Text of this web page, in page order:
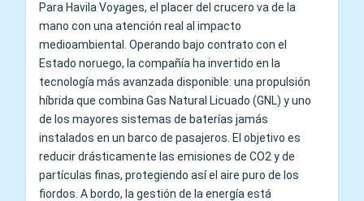
Para Havila Voyages, el placer del crucero va de la
mano con una atención real al impacto
medioambiental. Operando bajo contrato con el
Estado noruego, la compañía ha invertido en la
tecnología más avanzada disponible: una propulsión
híbrida que combina Gas Natural Licuado (GNL) y uno
de los mayores sistemas de baterías jamás
instalados en un barco de pasajeros. El objetivo es
reducir drásticamente las emisiones de CO2 y de
partículas finas, protegiendo así el aire puro de los
fiordos. A bordo, la gestión de la energía está